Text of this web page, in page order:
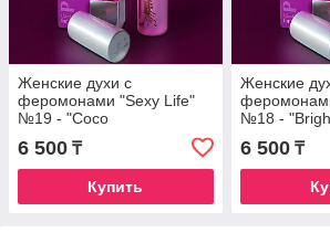
Женские духи с
феромонами "Sexy Life"
№19 - "Coco
Mademoiselle", 10мл
6 500 ₸
Купить
Женские
№18 -
6 500₸